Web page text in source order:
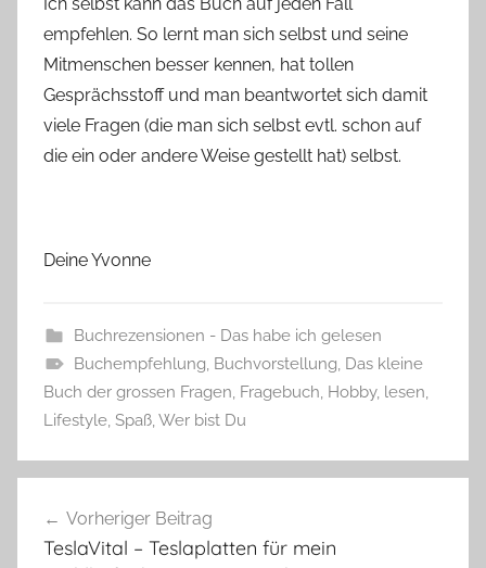
empfehlen. So lernt man sich selbst und seine
Mitmenschen besser kennen, hat tollen
Gesprächsstoff und man beantwortet sich damit
viele Fragen (die man sich selbst evtl. schon auf
die ein oder andere Weise gestellt hat) selbst.
Deine Yvonne
Buchrezensionen - Das habe ich gelesen
Buchempfehlung, Buchvorstellung, Das kleine
Buch der grossen Fragen, Fragebuch, Hobby, lesen,
Lifestyle, Spaß,Wer bist Du
Vorheriger Beitrag
TeslaVital – Teslaplatten für mein